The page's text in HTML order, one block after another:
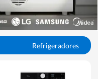
Refrigeradores
Otros